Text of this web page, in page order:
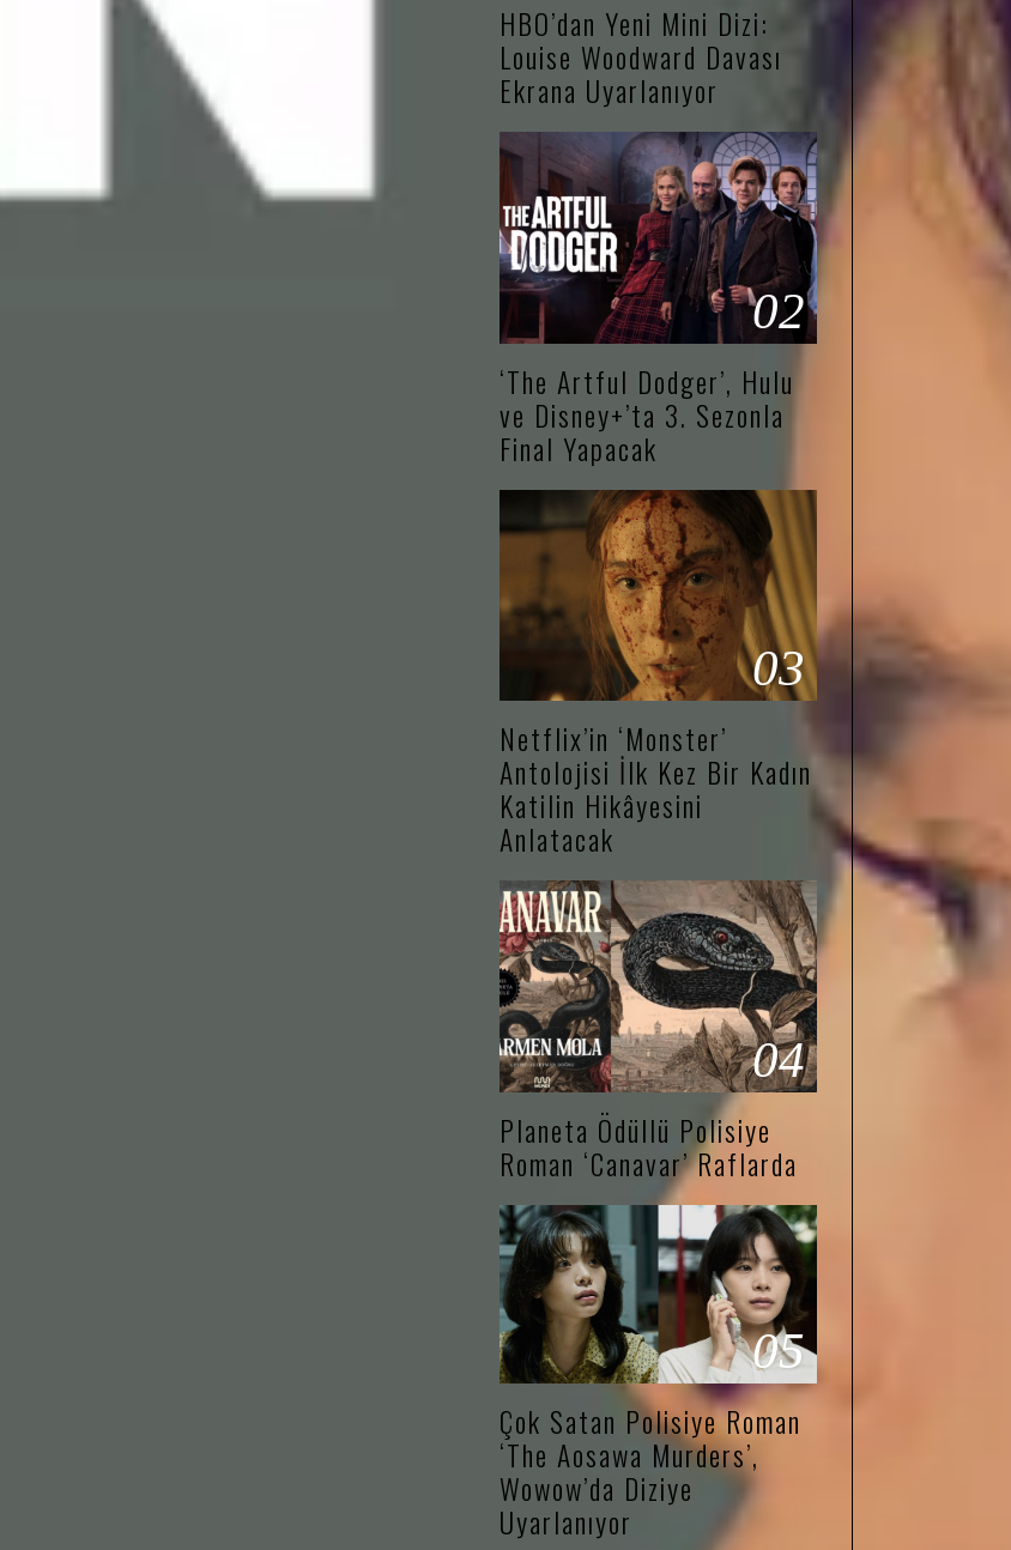
HBO’dan Yeni Mini Dizi:
Louise Woodward Davası
Ekrana Uyarlanıyor
02
‘The Artful Dodger’, Hulu
ve Disney+’ta 3. Sezonla
Final Yapacak
03
Netflix’in ‘Monster’
Antolojisi İlk Kez Bir Kadın
Katilin Hikâyesini
Anlatacak
04
Planeta Ödüllü Polisiye
Roman ‘Canavar’ Raflarda
05
Çok Satan Polisiye Roman
‘The Aosawa Murders’,
Wowow’da Diziye
Uyarlanıyor